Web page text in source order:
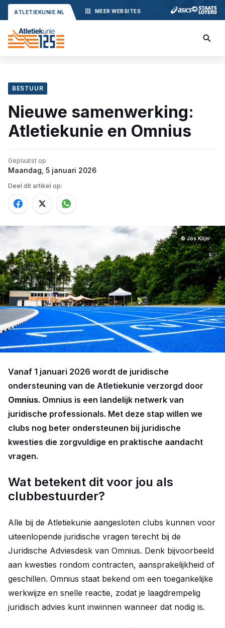
ATLETIEKUNIE.NL MEER WEBSITES
BESTUUR
Nieuwe samenwerking:
Atletiekunie en Omnius
Geplaatst op
Maandag, 5 januari 2026
Deel dit artikel op:
© Jos Klijn
Vanaf 1 januari 2026 wordt de juridische
ondersteuning van de Atletiekunie verzorgd door
Omnius. Omnius is een landelijk netwerk van
juridische professionals. Met deze stap willen we
clubs nog beter ondersteunen bij juridische
kwesties die zorgvuldige en praktische aandacht
vragen.
Wat betekent dit voor jou als
clubbestuurder?
Alle bij de Atletiekunie aangesloten clubs kunnen voor
uiteenlopende juridische vragen terecht bij de
Juridische Adviesdesk van Omnius. Denk bijvoorbeeld
aan kwesties rondom contracten, aansprakelijkheid of
geschillen. Omnius staat bekend om een toegankelijke
werkwijze en snelle reactie, zodat je laagdrempelig
juridisch advies kunt inwinnen wanneer dat nodig is.